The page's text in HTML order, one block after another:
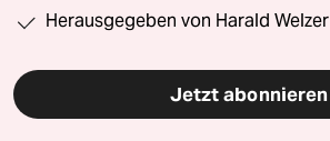
Herausgegeben von Harald Welzer
Jetzt abonnieren